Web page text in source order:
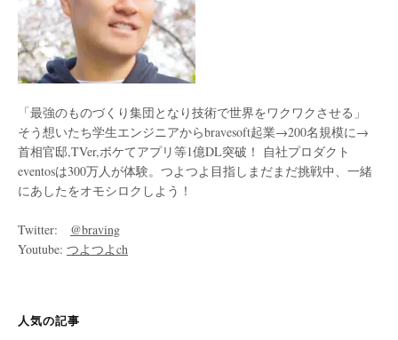
「最強のものづくり集団となり技術で世界をワクワクさせる」
そう想いたち学生エンジニアからbravesoft起業→200名規模に→
首相官邸,TVer,ボケてアプリ等1億DL突破！ 自社プロダクト
eventosは300万人が体験。つよつよ目指しまだまだ挑戦中、一緒
にあしたをオモシロクしよう！
Twitter: @braving
Youtube: つよつよch
人気の記事